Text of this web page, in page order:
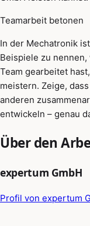
Teamarbeit betonen
In der Mechatronik
Beispiele zu
Team gearbeitet
meistern. Zeige,
anderen
entwickeln – genau
Über den
expertum GmbH
Profil von expertum